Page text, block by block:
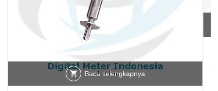
Baca selengkapnya